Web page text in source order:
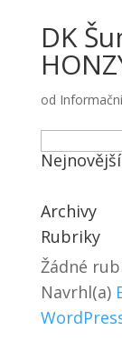
DK
od
Archivy
Rubriky
Žádné
Navrhl(a)